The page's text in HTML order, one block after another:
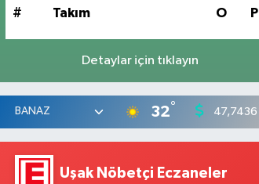
# Takım O P
Detaylar için tıklayın
32° 47,7436
Uşak Nöbetçi Eczaneler